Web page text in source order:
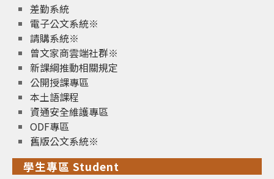
差勤系統
電子公文系統※
請購系統※
曾文家商雲端社群※
新課綱推動相關規定
公開授課專區
本土語課程
資通安全維護專區
ODF專區
舊版公文系統※
學生專區 Student